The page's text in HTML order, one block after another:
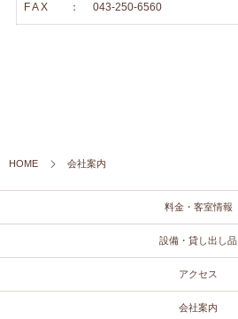
F A X ： 043-250-6560
HOME 会社案内
料金・客室情報
設備・貸し出し品
アクセス
会社案内